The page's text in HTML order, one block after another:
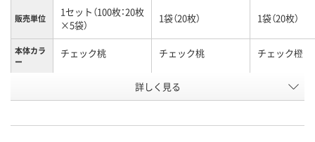
販売単位
1セット（100枚：20枚
×5袋）
1袋（20枚） 1袋（20枚）
本体カラ
ー
チェック桃 チェック桃 チェック橙
AU01375 AU01383
詳しく見る